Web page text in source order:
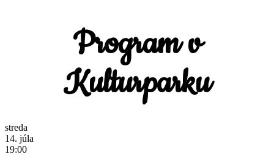
Program v
Kulturparku
streda
14. júla
19:00